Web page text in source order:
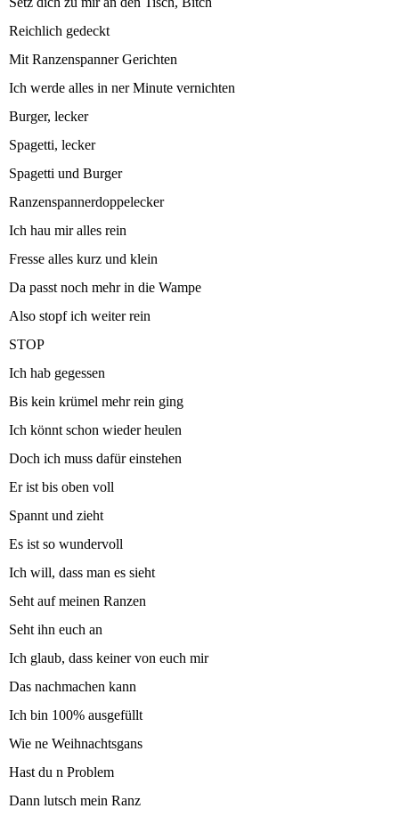
Reichlich gedeckt
Mit Ranzenspanner Gerichten
Ich werde alles in ner Minute vernichten
Burger, lecker
Spagetti, lecker
Spagetti und Burger
Ranzenspannerdoppelecker
Ich hau mir alles rein
Fresse alles kurz und klein
Da passt noch mehr in die Wampe
Also stopf ich weiter rein
STOP
Ich hab gegessen
Bis kein krümel mehr rein ging
Ich könnt schon wieder heulen
Doch ich muss dafür einstehen
Er ist bis oben voll
Spannt und zieht
Es ist so wundervoll
Ich will, dass man es sieht
Seht auf meinen Ranzen
Seht ihn euch an
Ich glaub, dass keiner von euch mir
Das nachmachen kann
Ich bin 100% ausgefüllt
Wie ne Weihnachtsgans
Hast du n Problem
Dann lutsch mein Ranz